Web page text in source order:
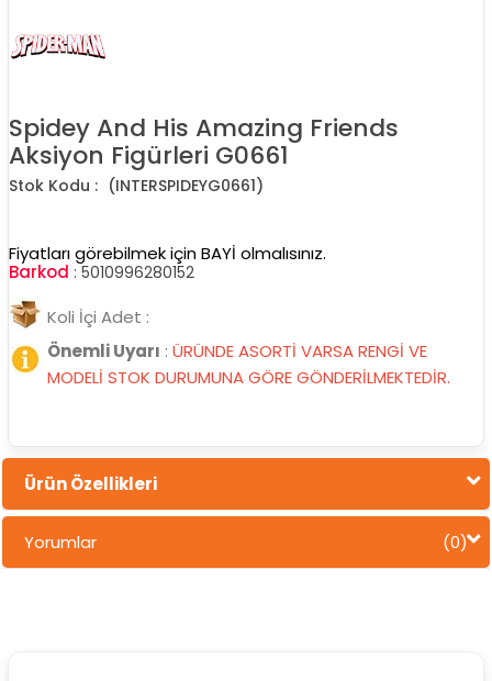
Spidey And His Amazing Friends
Aksiyon Figürleri G0661
(INTERSPIDEYG0661)
Fiyatları görebilmek için BAYİ olmalısınız.
Barkod : 5010996280152
Koli İçi Adet :
Önemli Uyarı : ÜRÜNDE ASORTİ VARSA RENGİ VE
MODELİ STOK DURUMUNA GÖRE GÖNDERİLMEKTEDİR.
Ürün Özellikleri
Yorumlar (0)